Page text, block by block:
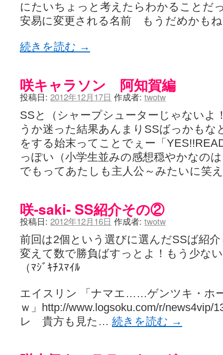
にたいちょっと考えたらわかることだ
安易に変更される名前 もうだめかもね
続きを読む →
咲キャラソン 阿知賀編
投稿日: 2012年12月17日 作成者: twotw
SSと（シャープシューターじゃないよ
うか迷った結果あんまりSSばっかもな
をする始末ってことでぇー「
っぽい（小学生並みの感想穏やかなの
でもってあたしも主人公～みたいに笑
咲-saki- SS紹介その②
投稿日: 2012年12月16日 作成者: twotw
前回は2個という選びに選んだSSば紹
変えて数で勝負ばすっとよ！もう少な
（ﾏｼﾞｷﾁｽﾏｲﾙ
エイスリン 「ナマエ……ゲンツキ・ホ
ｗ」http://www.logsoku.com/r/news4vip/
レ 貴方も見た… 続きを読む →